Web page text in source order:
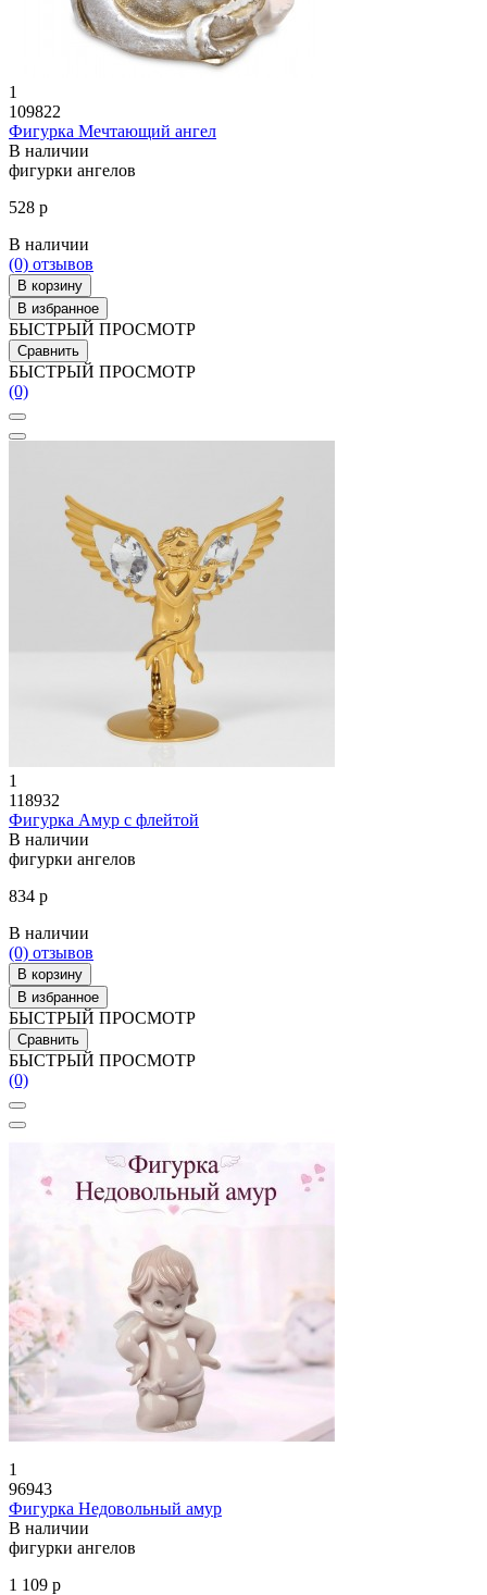
1
109822
Фигурка Мечтающий ангел
В наличии
фигурки ангелов
528 р
В наличии
(0) отзывов
В корзину
В избранное
БЫСТРЫЙ ПРОСМОТР
Сравнить
БЫСТРЫЙ ПРОСМОТР
(0)
1
118932
Фигурка Амур с флейтой
В наличии
фигурки ангелов
834 р
В наличии
(0) отзывов
В корзину
В избранное
БЫСТРЫЙ ПРОСМОТР
Сравнить
БЫСТРЫЙ ПРОСМОТР
(0)
1
96943
Фигурка Недовольный амур
В наличии
фигурки ангелов
1 109 р